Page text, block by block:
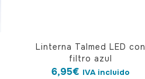
Linterna Talmed LED con
filtro azul
6,95€ IVA incluido